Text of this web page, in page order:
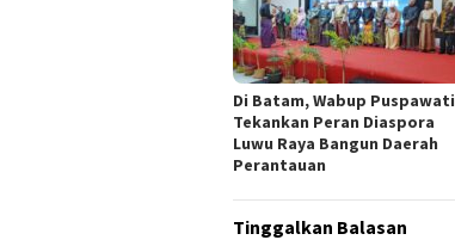
Di Batam, Wabup Puspawati
Tekankan Peran Diaspora
Luwu Raya Bangun Daerah
Perantauan
Tinggalkan Balasan